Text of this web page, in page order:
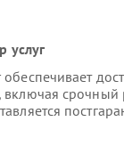
услуг
срочный